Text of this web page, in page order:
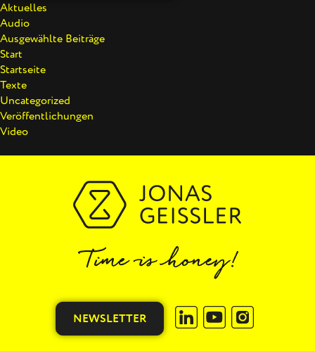
Aktuelles
Audio
Ausgewählte Beiträge
Start
Startseite
Texte
Uncategorized
Veröffentlichungen
Video
NEWSLETTER